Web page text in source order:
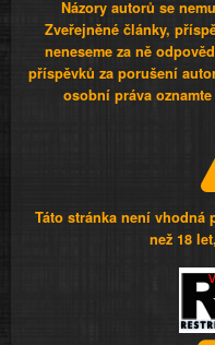
Názory autorů se
Zveřejněné články,
neneseme za ně
příspěvků za porušení
osobní práva
Táto stránka není vhodná
než 18